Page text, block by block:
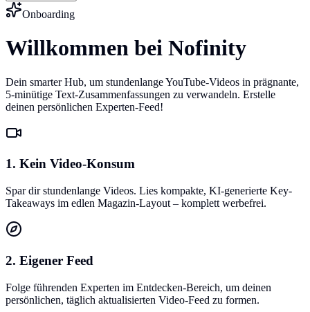
Onboarding
Willkommen bei Nofinity
Dein smarter Hub, um stundenlange YouTube-Videos in prägnante,
5-minütige Text-Zusammenfassungen zu verwandeln. Erstelle
deinen persönlichen Experten-Feed!
1. Kein Video-Konsum
Spar dir stundenlange Videos. Lies kompakte, KI-generierte Key-
Takeaways im edlen Magazin-Layout – komplett werbefrei.
2. Eigener Feed
Folge führenden Experten im Entdecken-Bereich, um deinen
persönlichen, täglich aktualisierten Video-Feed zu formen.